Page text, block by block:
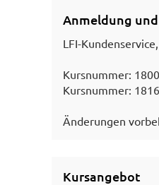
Anmeldung
LFI-
Kursnummer:
Kursnummer:
Änderungen
Kursangebot